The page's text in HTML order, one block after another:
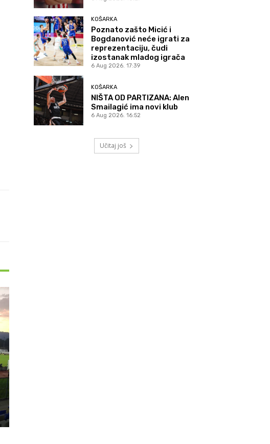
KOŠARKA
Poznato zašto Micić i
Bogdanović neće igrati za
reprezentaciju, čudi
izostanak mladog igrača
6 Aug 2026. 17:39
KOŠARKA
NIŠTA OD PARTIZANA: Alen
Smailagić ima novi klub
6 Aug 2026. 16:52
Učitaj još